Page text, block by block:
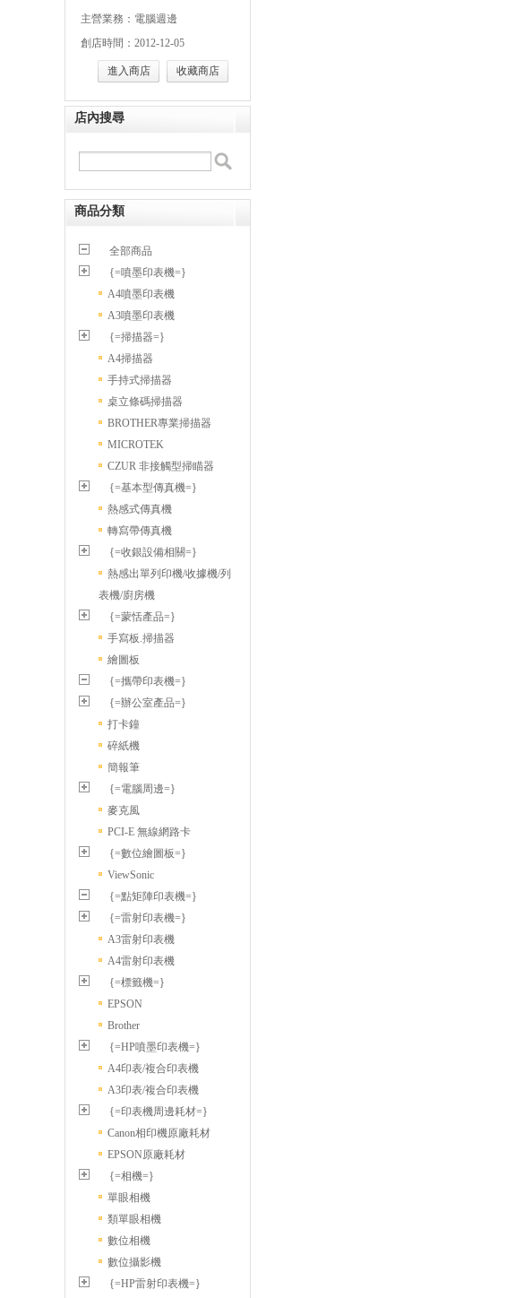
主營業務：電腦週邊
創店時間：2012-12-05
進入商店 收藏商店
店內搜尋
商品分類
全部商品
{=噴墨印表機=}
A4噴墨印表機
A3噴墨印表機
{=掃描器=}
A4掃描器
手持式掃描器
桌立條碼掃描器
BROTHER專業掃描器
MICROTEK
CZUR 非接觸型掃瞄器
{=基本型傳真機=}
熱感式傳真機
轉寫帶傳真機
{=收銀設備相關=}
熱感出單列印機/收據機/列
表機/廚房機
{=蒙恬產品=}
手寫板.掃描器
繪圖板
{=攜帶印表機=}
{=辦公室產品=}
打卡鐘
碎紙機
簡報筆
{=電腦周邊=}
麥克風
PCI-E 無線網路卡
{=數位繪圖板=}
ViewSonic
{=點矩陣印表機=}
{=雷射印表機=}
A3雷射印表機
A4雷射印表機
{=標籤機=}
EPSON
Brother
{=HP噴墨印表機=}
A4印表/複合印表機
A3印表/複合印表機
{=印表機周邊耗材=}
Canon相印機原廠耗材
EPSON原廠耗材
{=相機=}
單眼相機
類單眼相機
數位相機
數位攝影機
{=HP雷射印表機=}